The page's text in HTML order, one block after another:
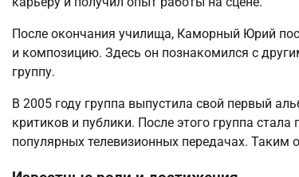
После окончания училища, Каморный Юрий
и композицию. Здесь он познакомился с
группу.
В 2005 году группа выпустила свой первый
критиков и публики. После этого группа
популярных телевизионных передачах.